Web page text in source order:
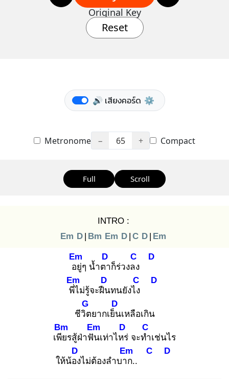
Original Key
Reset
🔊 เสียงคอร์ด ⚙️
Metronome − 65 + Compact
Full Scroll
INTRO :
Em D | Bm Em D | C D | Em
อยู่
Em
ๆ น้ำตา
D
ก็ร่วงลง
C D
พี่ไ
Em
ม่รู้จะฝืน
D
ทนยังไง
C D
ชีวิต
G
ยากเย็น
D
เหลือเกิน
เพีย
Bm
รสู้ฝ่าฟัน
Em
เท่าไหร่
D
จะทำ
C
เช่นไร
ให้น้อง
D
ไม่ต้องลำบาก
Em
..
C D